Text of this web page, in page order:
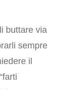
buttare via
sempre
il